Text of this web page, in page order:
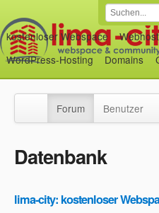
kostenloser Webspace
WordPress-Hosting
Domains
Forum Benutzer
Datenbank
lima-city: kostenloser